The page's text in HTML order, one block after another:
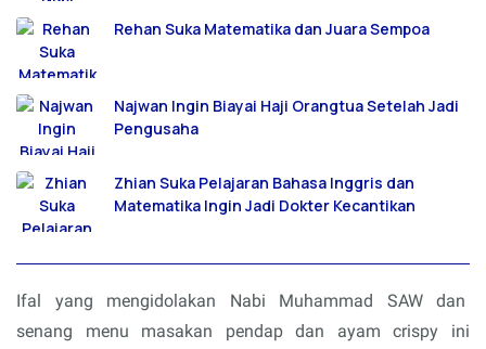
Rehan Suka Matematika dan Juara Sempoa
Najwan Ingin Biayai Haji Orangtua Setelah Jadi
Pengusaha
Zhian Suka Pelajaran Bahasa Inggris dan
Matematika Ingin Jadi Dokter Kecantikan
Ifal yang mengidolakan Nabi Muhammad SAW dan
senang menu masakan pendap dan ayam crispy ini